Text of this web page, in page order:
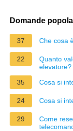
Domande
37 Che cosa
22
Quanto
elevatore?
35
Cosa si
24 Cosa si
29
Come